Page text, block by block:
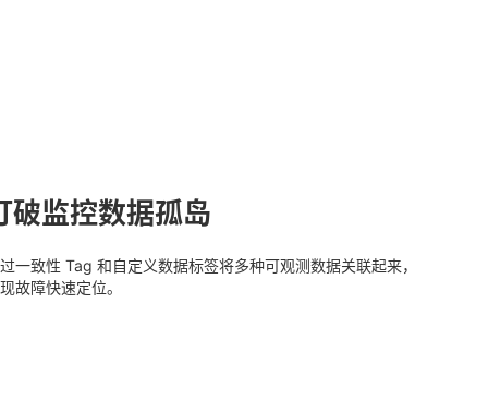
破监控数据孤岛
一致性 Tag 和自定义数据标签将多种可观测数据关联起来，
故障快速定位。